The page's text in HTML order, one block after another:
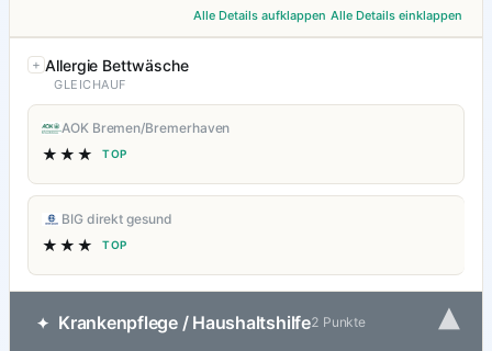
Alle Details aufklappen Alle Details einklappen
Allergie Bettwäsche
GLEICHAUF
AOK Bremen/Bremerhaven
★★★ TOP
BIG direkt gesund
★★★ TOP
✦ Krankenpflege / Haushaltshilfe2 Punkte ▾